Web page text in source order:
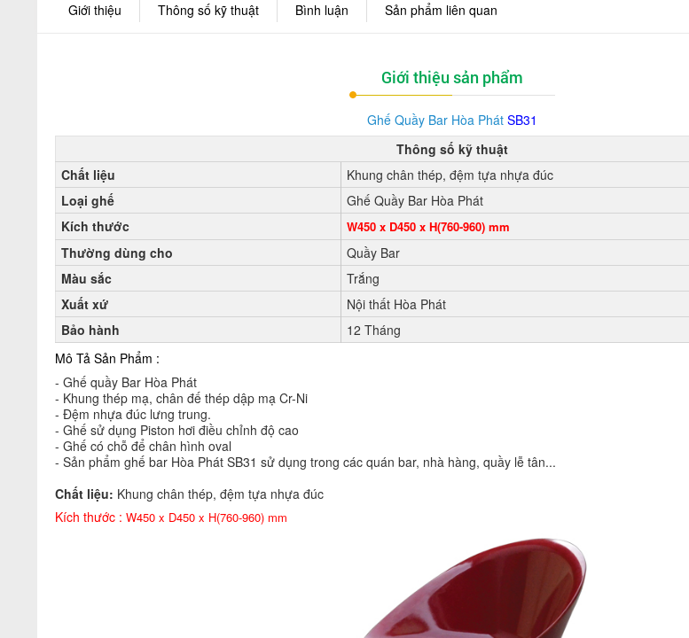
Giới thiệu Thông số kỹ thuật Bình luận Sản phẩm liên quan
Giới thiệu sản phẩm
Ghế Quầy Bar Hòa PhátSB31
Thông số kỹ thuật
Chất liệu
Khung chân thép, đệm tựa nhựa đúc
Loại ghế
Ghế Quầy Bar Hòa Phát
Kích thước
W450 x D450 x H(760-960) mm
Thường dùng cho
Quầy Bar
Màu sắc
Trắng
Xuất xứ
Nội thất Hòa Phát
Bảo hành
12 Tháng
Mô Tả Sản Phẩm :
- Ghế quầy Bar Hòa Phát
- Khung thép mạ, chân đế thép dập mạ Cr-Ni
- Đệm nhựa đúc lưng trung.
- Ghế sử dụng Piston hơi điều chỉnh độ cao
- Ghế có chỗ để chân hình oval
- Sản phẩm ghế bar Hòa Phát SB31 sử dụng trong các quán bar, nhà hàng, quầy lễ tân...
Chất liệu: Khung chân thép, đệm tựa nhựa đúc
Kích thước : W450 x D450 x H(760-960) mm